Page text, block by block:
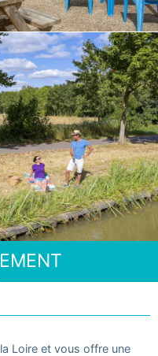
Loire et vous offre une